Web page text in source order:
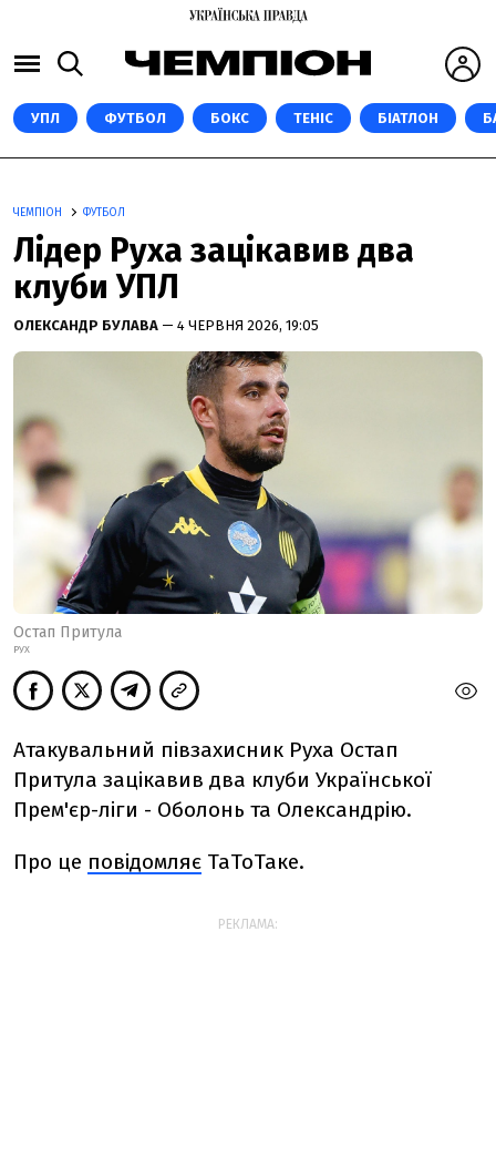
УПЛ ФУТБОЛ БОКС ТЕНІС БІАТЛОН
ЧЕМПІОН ФУТБОЛ
Лідер Руха зацікавив два
клуби УПЛ
ОЛЕКСАНДР БУЛАВА — 4 ЧЕРВНЯ 2026, 19:05
Остап Притула
РУХ
Атакувальний півзахисник Руха Остап
Притула зацікавив два клуби Української
Прем'єр-ліги - Оболонь та Олександрію.
Про це повідомляє ТаТоТаке.
РЕКЛАМА: